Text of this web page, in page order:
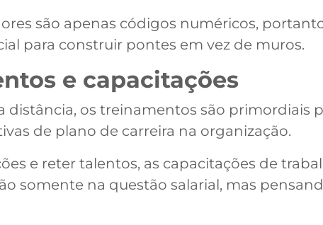
são apenas códigos numéricos,
para construir pontes em vez de muros.
e capacitações
distância, os treinamentos são primordiais
de plano de carreira na organização.
e reter talentos, as capacitações de
somente na questão salarial, mas